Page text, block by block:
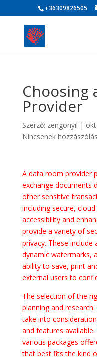
+36309826505
Choosing
Provider
Szerző: zengonyil |
Nincsenek
A data room provider
exchange documents
other sensitive
including secure,
accessibility and
provide a variety of
privacy. These
dynamic watermarks,
ability to save, print
external users to
The selection of the
planning and
take into
and features
various packages
that best fits the kind